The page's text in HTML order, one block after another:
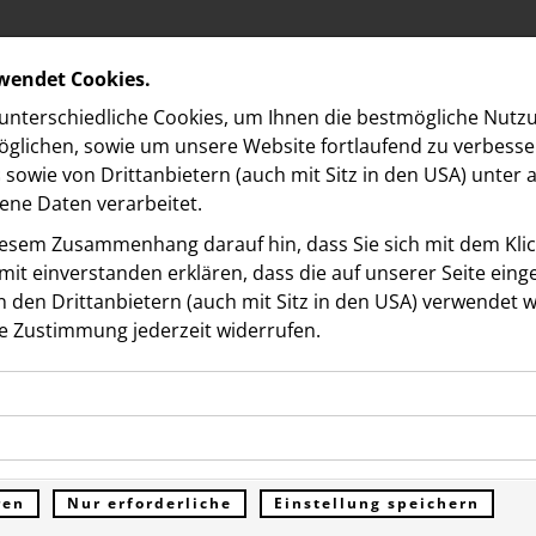
zum Opening: The
Vienna eröffnet am 1.
Cookies.
Cookies, um Ihnen die best­mögliche
sowie um unsere Website fortlaufend zu
von Drittanbietern (auch mit Sitz in den USA) unter
Daten verarbeitet.
Zusammenhang darauf hin, dass Sie sich mit dem
ein­ver­standen erklären, dass die auf unserer Seite
den Drittanbietern (auch mit Sitz in den USA) verwendet
Zustimmung jederzeit widerrufen.
ermöglichen grundlegende Funktionen und sind für
der Website erforderlich. Diese Cookies
Daten und werden an keine Dritten übermittelt.
erfassen Informationen anonym. Diese Informationen
unsere Besucher unsere Website nutzen.
Nur erforderliche Einstellung speichern